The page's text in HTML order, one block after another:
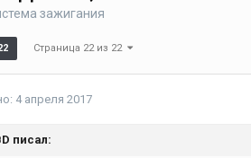
зажигания
Страница 22 из 22
4 апреля 2017
писал: